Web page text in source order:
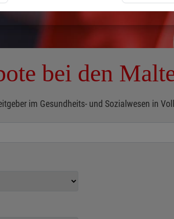
bei den
im Gesundheits- und Sozialwesen in